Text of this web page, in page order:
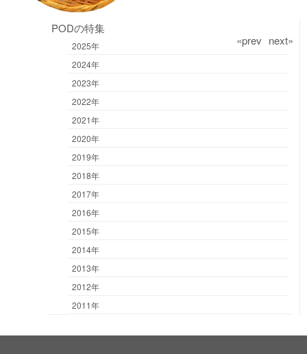
next»
«prev
PODの特集
2025年
2024年
2023年
2022年
2021年
2020年
2019年
2018年
2017年
2016年
2015年
2014年
2013年
2012年
2011年